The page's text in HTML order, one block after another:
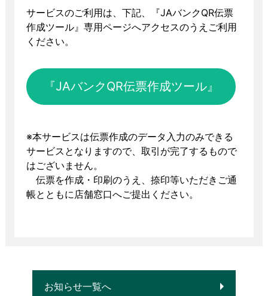
サービスのご利用は、下記、『JAバンクQR伝票
作成ツール』専用ページへアクセスのうえご利用
ください。
『JAバンクQR伝票作成ツール』
※本サービスは伝票作成のデータ入力のみできる
サービスとなりますので、取引が完了するもので
はございません。
伝票を作成・印刷のうえ、捺印等いただきご通
帳とともに店舗窓口へご提出ください。
お知らせ一覧へ